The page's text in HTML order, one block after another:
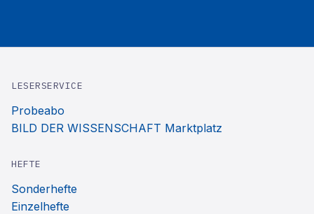
LESERSERVICE
Probeabo
BILD DER WISSENSCHAFT Marktplatz
HEFTE
Sonderhefte
Einzelhefte